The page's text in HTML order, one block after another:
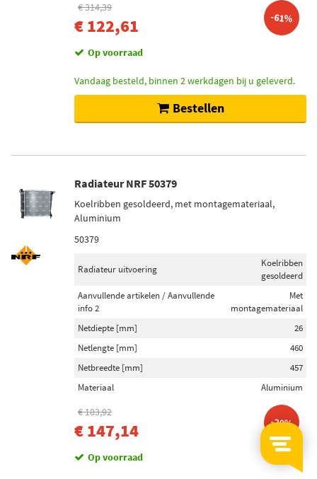
€ 314,39
€ 122,61 -61%
Op voorraad
Vandaag besteld, binnen 2 werkdagen bij u geleverd.
Bestellen
Radiateur NRF 50379
Koelribben gesoldeerd, met montagemateriaal,
Aluminium
50379
Radiateur uitvoering
Koelribben
gesoldeerd
Aanvullende artikelen / Aanvullende
info 2
Met
montagemateriaal
Netdiepte [mm]
26
Netlengte [mm]
460
Netbreedte [mm]
457
Materiaal
Aluminium
€ 183,92
€ 147,14 -20%
Op voorraad